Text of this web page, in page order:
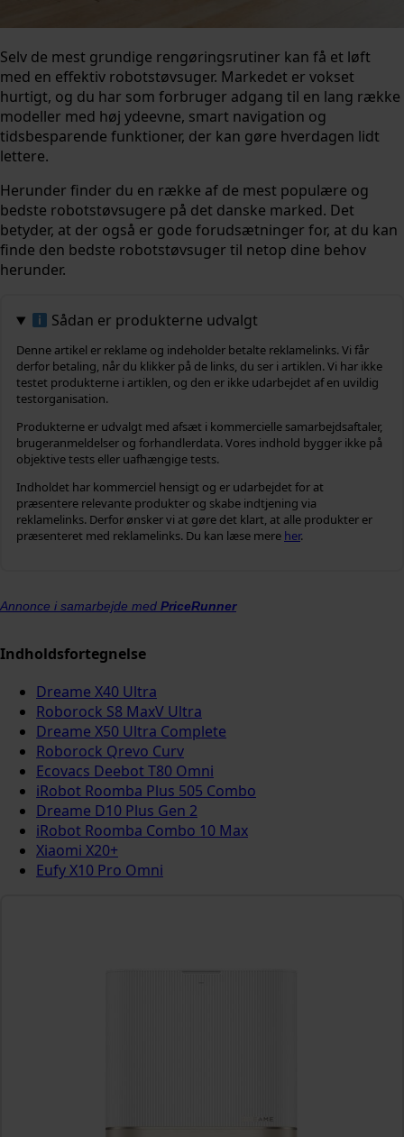
Selv de mest grundige rengøringsrutiner kan få et løft
med en effektiv robotstøvsuger. Markedet er vokset
hurtigt, og du har som forbruger adgang til en lang række
modeller med høj ydeevne, smart navigation og
tidsbesparende funktioner, der kan gøre hverdagen lidt
lettere.
Herunder finder du en række af de mest populære og
bedste robotstøvsugere på det danske marked. Det
betyder, at der også er gode forudsætninger for, at du kan
finde den bedste robotstøvsuger til netop dine behov
herunder.
Sådan er produkterne udvalgt
Denne artikel er reklame og indeholder betalte reklamelinks. Vi får
derfor betaling, når du klikker på de links, du ser i artiklen. Vi har ikke
testet produkterne i artiklen, og den er ikke udarbejdet af en uvildig
testorganisation.
Produkterne er udvalgt med afsæt i kommercielle samarbejdsaftaler,
brugeranmeldelser og forhandlerdata. Vores indhold bygger ikke på
objektive tests eller uafhængige tests.
Indholdet har kommerciel hensigt og er udarbejdet for at
præsentere relevante produkter og skabe indtjening via
reklamelinks. Derfor ønsker vi at gøre det klart, at alle produkter er
præsenteret med reklamelinks. Du kan læse mere her.
Annonce i samarbejde med PriceRunner
Indholdsfortegnelse
Dreame X40 Ultra
Roborock S8 MaxV Ultra
Dreame X50 Ultra Complete
Roborock Qrevo Curv
Ecovacs Deebot T80 Omni
iRobot Roomba Plus 505 Combo
Dreame D10 Plus Gen 2
iRobot Roomba Combo 10 Max
Xiaomi X20+
Eufy X10 Pro Omni